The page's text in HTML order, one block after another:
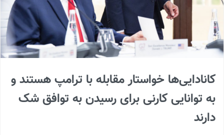
کانادایی‌ها خواستار مقابله با ترامپ هستند و
به توانایی کارنی برای رسیدن به توافق شک
دارند